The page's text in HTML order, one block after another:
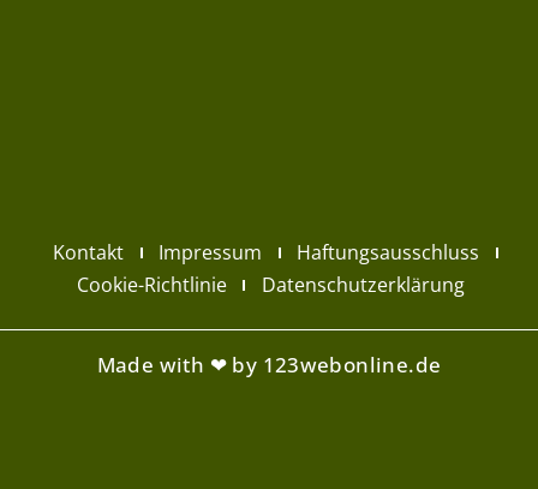
Kontakt Impressum
Haftungsausschluss
Cookie-Richtlinie
Datenschutzerklärung
Made with ❤ by 123webonline.de